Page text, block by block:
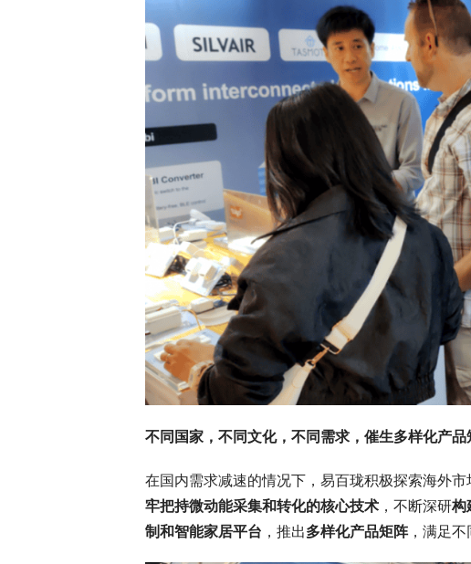
不同国家，不同文化，不同需求，催生多样化产品
在国内需求减速的情况下，易百珑积极探索海外
牢把持微动能采集和转化的核心技术 ，不断深研构
制和智能家居平台 ，推出多样化产品矩阵，满足不